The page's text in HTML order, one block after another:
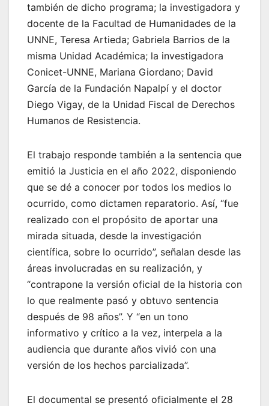
también de dicho programa; la investigadora y
docente de la Facultad de Humanidades de la
UNNE, Teresa Artieda; Gabriela Barrios de la
misma Unidad Académica; la investigadora
Conicet-UNNE, Mariana Giordano; David
García de la Fundación Napalpí y el doctor
Diego Vigay, de la Unidad Fiscal de Derechos
Humanos de Resistencia.
El trabajo responde también a la sentencia que
emitió la Justicia en el año 2022, disponiendo
que se dé a conocer por todos los medios lo
ocurrido, como dictamen reparatorio. Así, “fue
realizado con el propósito de aportar una
mirada situada, desde la investigación
científica, sobre lo ocurrido”, señalan desde las
áreas involucradas en su realización, y
“contrapone la versión oficial de la historia con
lo que realmente pasó y obtuvo sentencia
después de 98 años”. Y “en un tono
informativo y crítico a la vez, interpela a la
audiencia que durante años vivió con una
versión de los hechos parcializada”.
El documental se presentó oficialmente el 28